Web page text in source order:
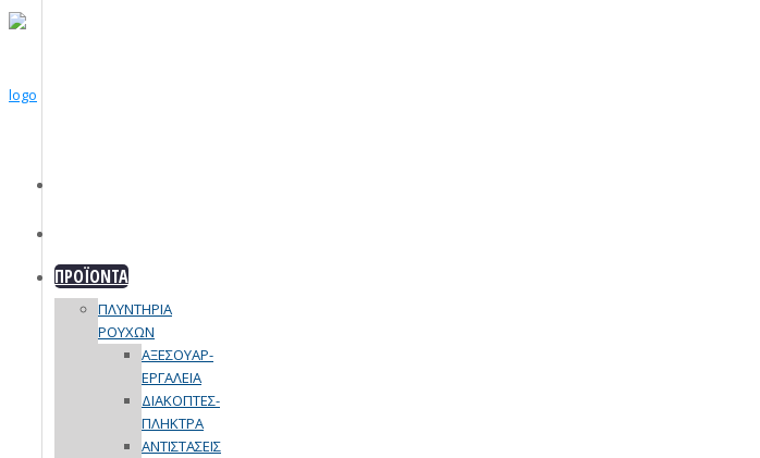
ΠΡΟΪΟΝΤΑ
ΠΛΥΝΤΗΡΙΑ
ΡΟΥΧΩΝ
ΑΞΕΣΟΥΑΡ-
ΕΡΓΑΛΕΙΑ
ΔΙΑΚΟΠΤΕΣ-
ΠΛΗΚΤΡΑ
ΑΝΤΙΣΤΑΣΕΙΣ